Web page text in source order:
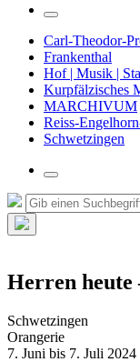
Suchfeld
umschalten
Carl-Theodor-
Frankenthal
Hof | Musik |
Kurpfälzisches
MARCHIVUM
Reiss-
Schwetzingen
Suchfeld
umschalten
Suche
nach:
Such-
Herren heute
Schwetzingen
Orangerie
7. Juni bis 7. Juli 2024